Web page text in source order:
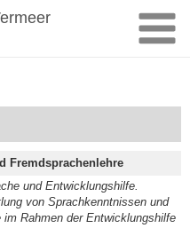
Fremdsprachenlehre
und Entwicklungshilfe.
von Sprachkenntnissen und
Rahmen der Entwicklungshilfe